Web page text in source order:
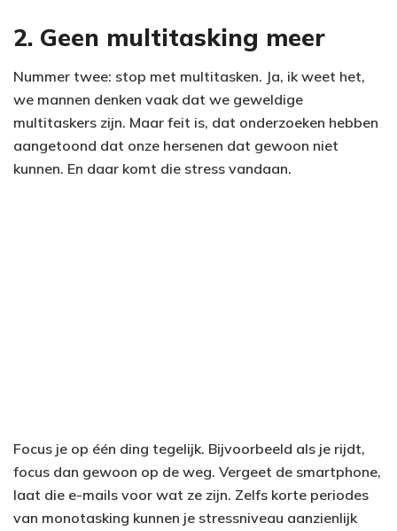
2. Geen multitasking meer
Nummer twee: stop met multitasken. Ja, ik weet het,
we mannen denken vaak dat we geweldige
multitaskers zijn. Maar feit is, dat onderzoeken hebben
aangetoond dat onze hersenen dat gewoon niet
kunnen. En daar komt die stress vandaan.
Focus je op één ding tegelijk. Bijvoorbeeld als je rijdt,
focus dan gewoon op de weg. Vergeet de smartphone,
laat die e-mails voor wat ze zijn. Zelfs korte periodes
van monotasking kunnen je stressniveau aanzienlijk